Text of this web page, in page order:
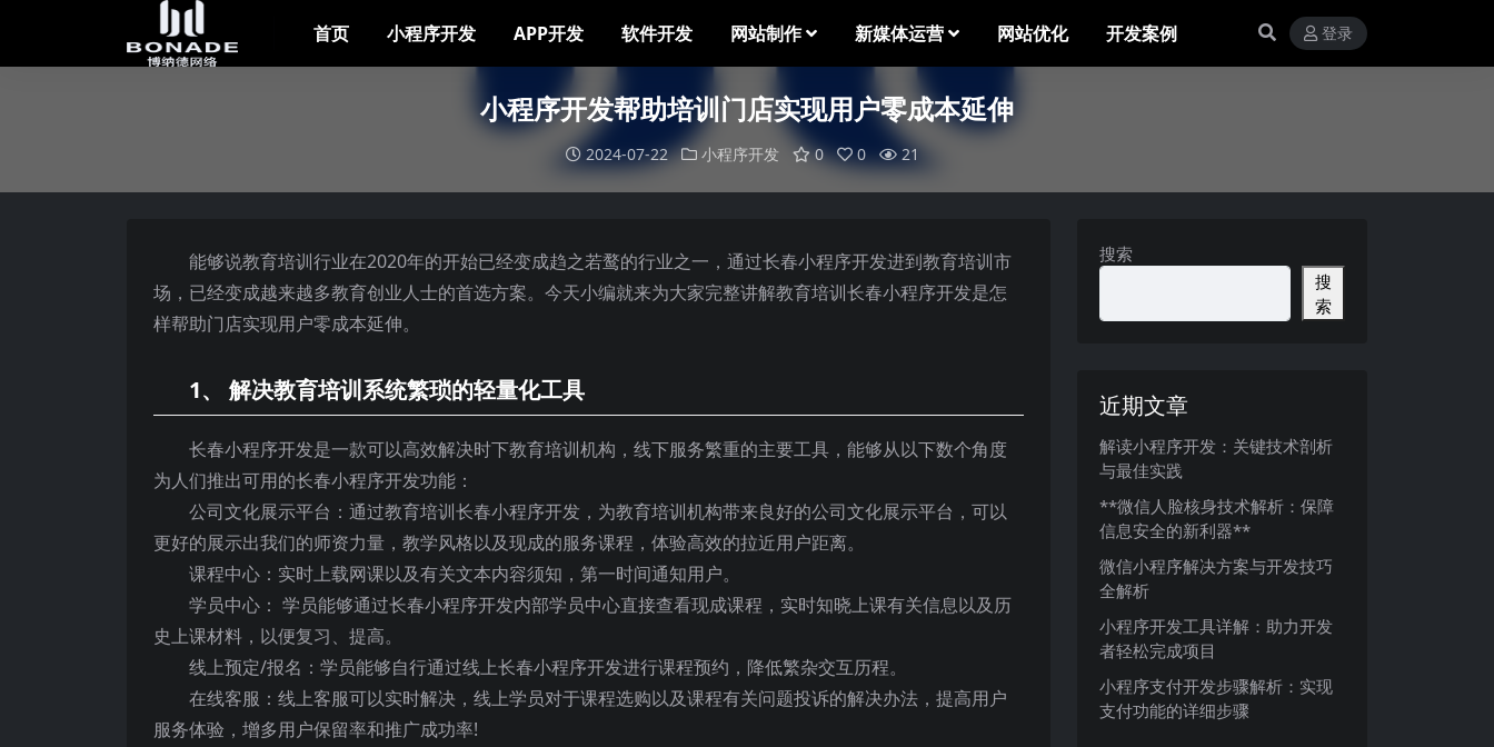
首页 小程序开发 APP开发 软件开发 网站制作 新媒体运营 网站优化 开发案例 登录
小程序开发帮助培训门店实现用户零成本延伸
2024-07-22 小程序开发 0 0 21
能够说教育培训行业在2020年的开始已经变成趋之若鹜的行业之一，通过长春小程序开发进到教育培训市
场，已经变成越来越多教育创业人士的首选方案。今天小编就来为大家完整讲解教育培训长春小程序开发是怎
样帮助门店实现用户零成本延伸。
1、 解决教育培训系统繁琐的轻量化工具
长春小程序开发是一款可以高效解决时下教育培训机构，线下服务繁重的主要工具，能够从以下数个角度
为人们推出可用的长春小程序开发功能：
公司文化展示平台：通过教育培训长春小程序开发，为教育培训机构带来良好的公司文化展示平台，可以
更好的展示出我们的师资力量，教学风格以及现成的服务课程，体验高效的拉近用户距离。
课程中心：实时上载网课以及有关文本内容须知，第一时间通知用户。
学员中心： 学员能够通过长春小程序开发内部学员中心直接查看现成课程，实时知晓上课有关信息以及历
史上课材料，以便复习、提高。
线上预定/报名：学员能够自行通过线上长春小程序开发进行课程预约，降低繁杂交互历程。
在线客服：线上客服可以实时解决，线上学员对于课程选购以及课程有关问题投诉的解决办法，提高用户
服务体验，增多用户保留率和推广成功率!
搜索
搜
索
近期文章
解读小程序开发：关键技术剖析
与最佳实践
**微信人脸核身技术解析：保障
信息安全的新利器**
微信小程序解决方案与开发技巧
全解析
小程序开发工具详解：助力开发
者轻松完成项目
小程序支付开发步骤解析：实现
支付功能的详细步骤